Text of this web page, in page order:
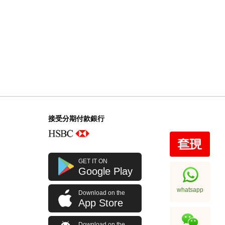
接受分期付款銀行
GET IT ON
Google Play
Download on the
App Store
whatsapp